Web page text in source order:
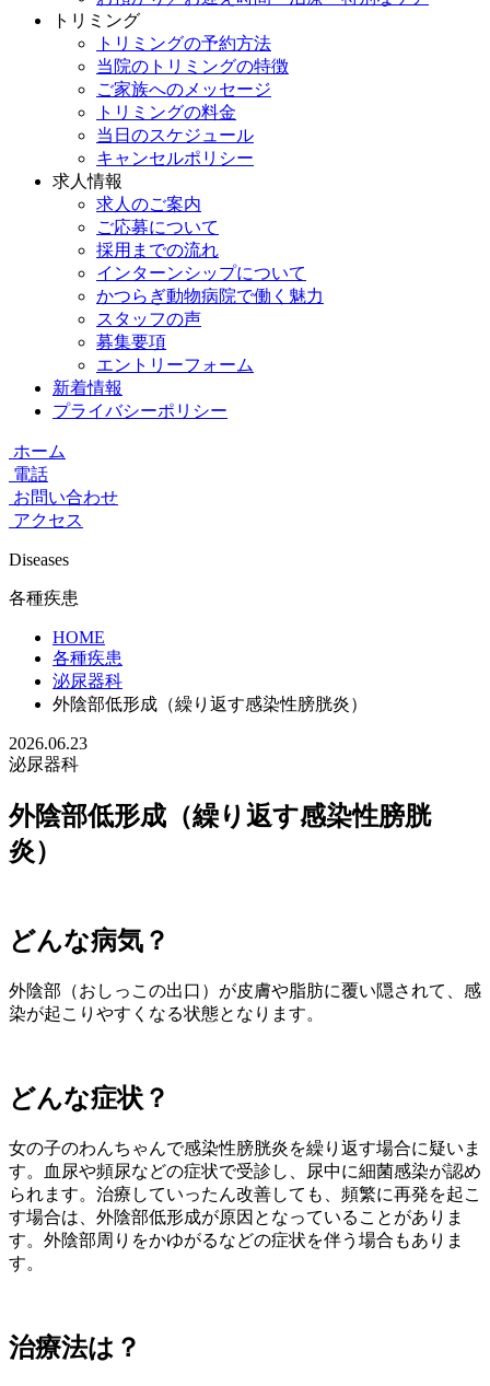
トリミング
トリミングの予約方法
当院のトリミングの特徴
ご家族へのメッセージ
トリミングの料金
当日のスケジュール
キャンセルポリシー
求人情報
求人のご案内
ご応募について
採用までの流れ
インターンシップについて
かつらぎ動物病院で働く魅力
スタッフの声
募集要項
エントリーフォーム
新着情報
プライバシーポリシー
ホーム
電話
お問い合わせ
アクセス
Diseases
各種疾患
HOME
各種疾患
泌尿器科
外陰部低形成（繰り返す感染性膀胱炎）
2026.06.23
泌尿器科
外陰部低形成（繰り返す感染性膀胱
炎）
どんな病気？
外陰部（おしっこの出口）が皮膚や脂肪に覆い隠されて、感
染が起こりやすくなる状態となります。
どんな症状？
女の子のわんちゃんで感染性膀胱炎を繰り返す場合に疑いま
す。血尿や頻尿などの症状で受診し、尿中に細菌感染が認め
られます。治療していったん改善しても、頻繁に再発を起こ
す場合は、外陰部低形成が原因となっていることがありま
す。外陰部周りをかゆがるなどの症状を伴う場合もありま
す。
治療法は？